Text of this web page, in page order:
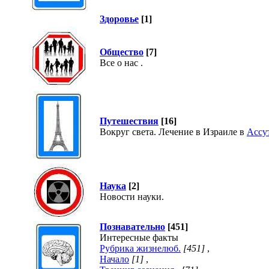
Здоровье [1]
Общество [7]
Все о нас .
Путешествия [16]
Вокруг света. Лечение в Израиле в
Наука [2]
Новости науки.
Познавательно [451]
Интересные факты
Рубрика жизнелюб. [451] ,
Начало [1] ,